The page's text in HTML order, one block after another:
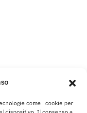
come i cookie per